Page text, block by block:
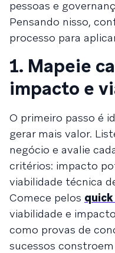
pessoas e
Pensando nisso,
processo para
1. Mapeie
impacto e
O primeiro passo é
gerar mais valor.
negócio e avalie
critérios: impacto
viabilidade técnica
Comece pelos quick
viabilidade e
como provas de
sucessos